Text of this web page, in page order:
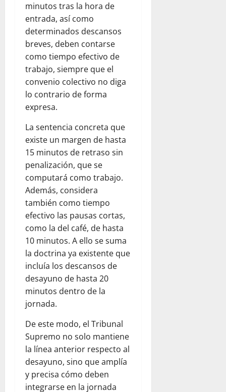
minutos tras la hora de
entrada, así como
determinados descansos
breves, deben contarse
como tiempo efectivo de
trabajo, siempre que el
convenio colectivo no diga
lo contrario de forma
expresa.
La sentencia concreta que
existe un margen de hasta
15 minutos de retraso sin
penalización, que se
computará como trabajo.
Además, considera
también como tiempo
efectivo las pausas cortas,
como la del café, de hasta
10 minutos. A ello se suma
la doctrina ya existente que
incluía los descansos de
desayuno de hasta 20
minutos dentro de la
jornada.
De este modo, el Tribunal
Supremo no solo mantiene
la línea anterior respecto al
desayuno, sino que amplía
y precisa cómo deben
integrarse en la jornada